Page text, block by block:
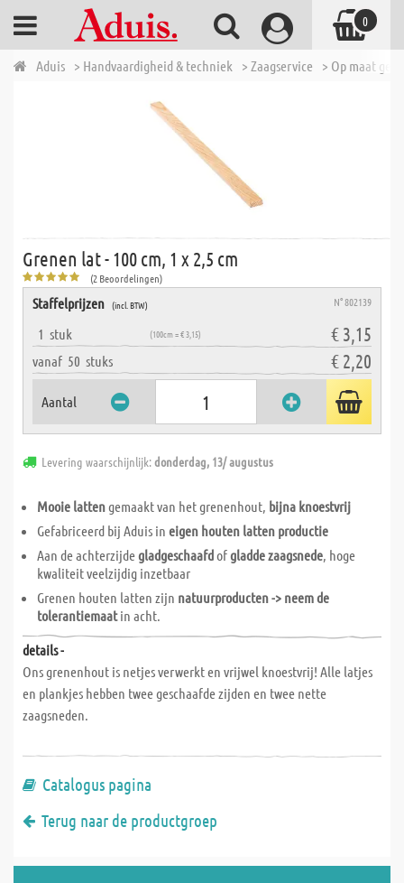
Aduis > Handvaardigheid & techniek > Zaagservice > Op maat
Grenen lat - 100 cm, 1 x 2,5 cm
(2 Beoordelingen)
Staffelprijzen (incl. BTW) N° 802139
1 stuk (100cm = € 3,15) € 3,15
vanaf 50 stuks € 2,20
Aantal
Levering waarschijnlijk:donderdag, 13/ augustus
Mooie lattengemaakt van het grenenhout, bijna knoestvrij
Gefabriceerd bij Aduis in eigen houten latten productie
Aan de achterzijdegladgeschaafdofgladde zaagsnede, hoge
kwaliteit veelzijdig inzetbaar
Grenen houten latten zijn natuurproducten -> neem de
tolerantiemaatin acht.
details -
Ons grenenhout is netjes verwerkt en vrijwel knoestvrij! Alle latjes
en plankjes hebben twee geschaafde zijden en twee nette
zaagsneden.
Catalogus pagina
Terug naar de productgroep
0